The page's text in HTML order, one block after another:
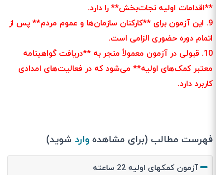
**اقدامات اولیه نجات‌بخش** را دارد.
9. این آزمون برای **کارکنان سازمان‌ها و عموم مردم** پس از
اتمام دوره حضوری الزامی است.
10. قبولی در آزمون معمولاً منجر به **دریافت گواهینامه
معتبر کمک‌های اولیه** می‌شود که در فعالیت‌های امدادی
کاربرد دارد.
فهرست مطالب (برای مشاهدهواردشوید)
آزمون کمکهای اولیه 22 ساعته